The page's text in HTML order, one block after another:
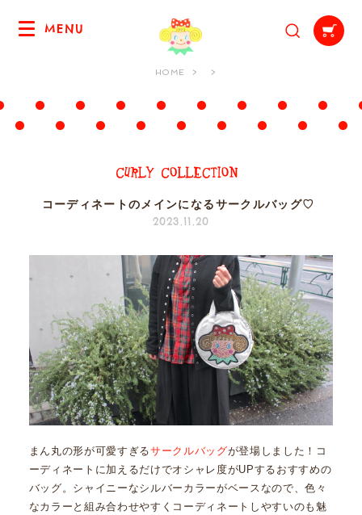
MENU
HOME
コーディネートのメインになるサークルバッグ♡
2023.11.20
まん丸の形が可愛すぎるサークルバッグが登場しました！コ
ーディネートに加えるだけでオシャレ度がUPするおすすめの
バッグ。シャイニーなシルバーカラーがベースなので、色々
なカラーと組み合わせやすくコーディネートしやすいのも魅